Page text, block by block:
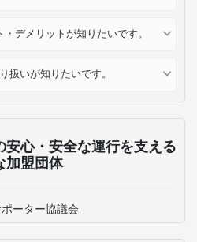
デメリットが知りたいです。
扱いが知りたいです。
安心・安全な運行を支える
加盟団体
ーター協議会